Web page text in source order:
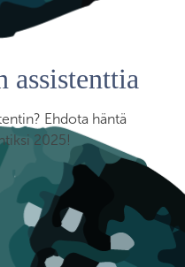
assistenttia
Ehdota häntä
2025!